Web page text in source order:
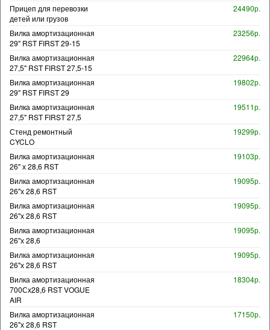
Прицеп для перевозки
детей или грузов
24490р.
Вилка амортизационная
29" RST FIRST 29-15
23256р.
Вилка амортизационная
27,5" RST FIRST 27,5-15
22964р.
Вилка амортизационная
29" RST FIRST 29
19802р.
Вилка амортизационная
27,5" RST FIRST 27,5
19511р.
Стенд ремонтный
CYCLO
19299р.
Вилка амортизационная
26" х 28,6 RST
19103р.
Вилка амортизационная
26"х 28,6 RST
19095р.
Вилка амортизационная
26"х 28,6 RST
19095р.
Вилка амортизационная
26"х 28,6
19095р.
Вилка амортизационная
26"х 28,6 RST
19095р.
Вилка амортизационная
700Сх28,6 RST VOGUE
AIR
18304р.
Вилка амортизационная
26"х 28,6 RST
17150р.